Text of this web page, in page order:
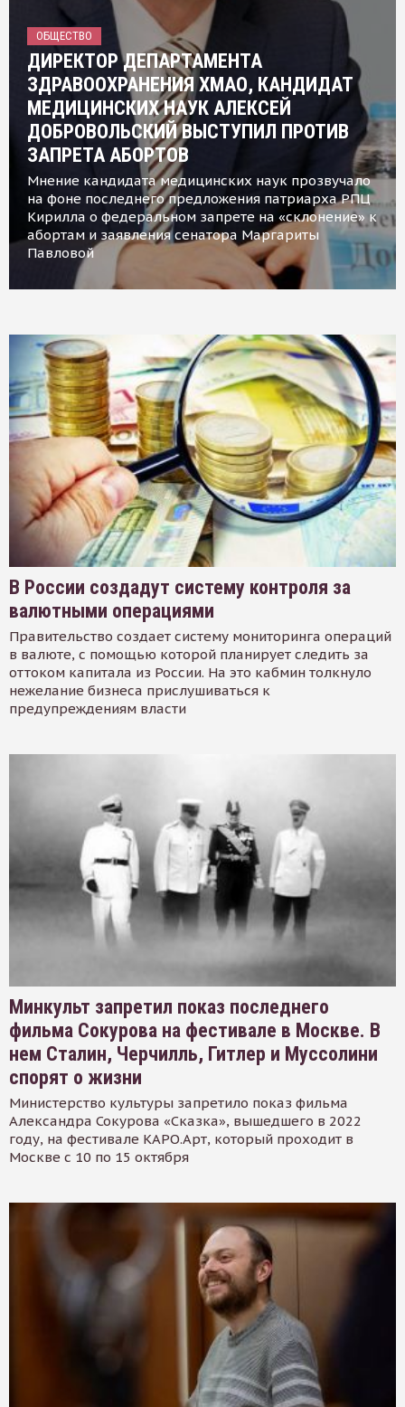
ОБЩЕСТВО
ДИРЕКТОР ДЕПАРТАМЕНТА
ЗДРАВООХРАНЕНИЯ ХМАО, КАНДИДАТ
МЕДИЦИНСКИХ НАУК АЛЕКСЕЙ
ДОБРОВОЛЬСКИЙ ВЫСТУПИЛ ПРОТИВ
ЗАПРЕТА АБОРТОВ
Мнение кандидата медицинских наук прозвучало
на фоне последнего предложения патриарха РПЦ
Кирилла о федеральном запрете на «склонение» к
абортам и заявления сенатора Маргариты
Павловой
В России создадут систему контроля за
валютными операциями
Правительство создает систему мониторинга операций
в валюте, с помощью которой планирует следить за
оттоком капитала из России. На это кабмин толкнуло
нежелание бизнеса прислушиваться к
предупреждениям власти
Минкульт запретил показ последнего
фильма Сокурова на фестивале в Москве. В
нем Сталин, Черчилль, Гитлер и Муссолини
спорят о жизни
Министерство культуры запретило показ фильма
Александра Сокурова «Сказка», вышедшего в 2022
году, на фестивале КАРО.Арт, который проходит в
Москве с 10 по 15 октября